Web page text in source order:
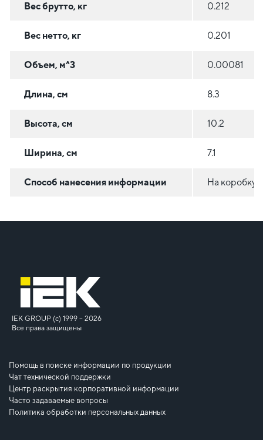
Вес брутто, кг 0.212
Вес нетто, кг 0.201
Объем, м^3 0.00081
Длина, см 8.3
Высота, см 10.2
Ширина, см 7.1
Способ нанесения информации На коробку
IEK GROUP (c) 1999 – 2026
Все права защищены
Помощь в поиске информации по продукции
Чат технической поддержки
Центр раскрытия корпоративной информации
Часто задаваемые вопросы
Политика обработки персональных данных